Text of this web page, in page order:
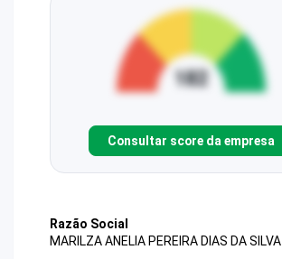
Consultar score da empresa
Razão Social
MARILZA ANELIA PEREIRA DIAS DA SILVA